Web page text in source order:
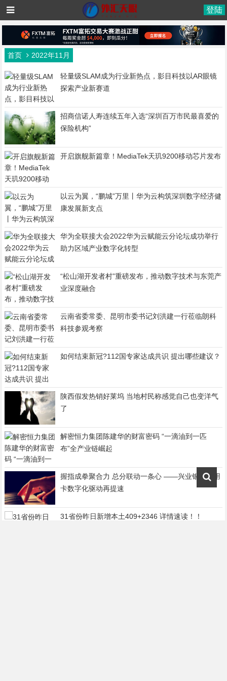
登陆
首页 2022年11月
轻量级SLAM成为行业新热点，影目科技以AR眼镜
探索产业新赛道
招商信诺人寿连续五年入选“深圳百万市民最喜爱的
保险机构”
开启旗舰新篇章！MediaTek天玑9200移动芯片发布
以云为翼，“鹏城”万里丨华为云构筑深圳数字经济健
康发展新支点
华为全联接大会2022华为云赋能云分论坛成功举行
助力区域产业数字化转型
“松山湖开发者村”重磅发布，推动数字技术与东莞产
业深度融合
云南省委常委、昆明市委书记刘洪建一行莅临朗科
科技参观考察
如何结束新冠?112国专家达成共识 提出哪些建议？
陕西假发热销好莱坞 当地村民称感觉自己也变洋气
了
解密恒力集团陈建华的财富密码 “一滴油到一匹
布”全产业链崛起
握指成拳聚合力 总分联动一条心 ——兴业银行信用
卡数字化驱动再提速
31省份昨日新增本土409+2346 详情速读！！